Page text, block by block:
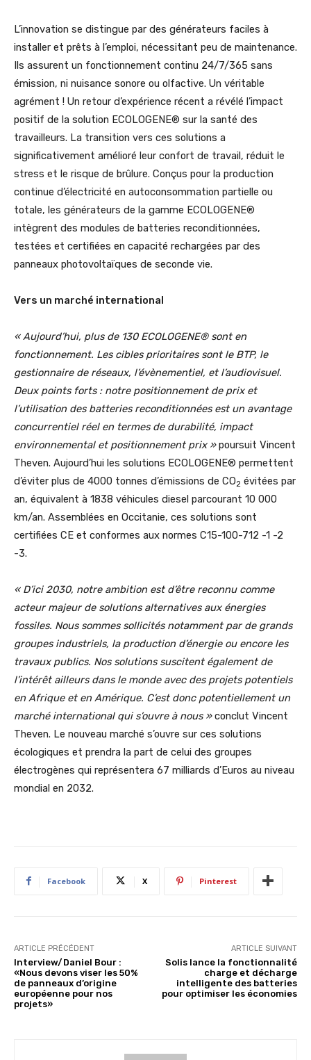
L’innovation se distingue par des générateurs faciles à
installer et prêts à l’emploi, nécessitant peu de maintenance.
Ils assurent un fonctionnement continu 24/7/365 sans
émission, ni nuisance sonore ou olfactive. Un véritable
agrément ! Un retour d’expérience récent a révélé l’impact
positif de la solution ECOLOGENE® sur la santé des
travailleurs. La transition vers ces solutions a
significativement amélioré leur confort de travail, réduit le
stress et le risque de brûlure. Conçus pour la production
continue d’électricité en autoconsommation partielle ou
totale, les générateurs de la gamme ECOLOGENE®
intègrent des modules de batteries reconditionnées,
testées et certifiées en capacité rechargées par des
panneaux photovoltaïques de seconde vie.
Vers un marché international
« Aujourd’hui, plus de 130 ECOLOGENE® sont en
fonctionnement. Les cibles prioritaires sont le BTP, le
gestionnaire de réseaux, l’évènementiel, et l’audiovisuel.
Deux points forts : notre positionnement de prix et
l’utilisation des batteries reconditionnées est un avantage
concurrentiel réel en termes de durabilité, impact
environnemental et positionnement prix »poursuit Vincent
Theven. Aujourd’hui les solutions ECOLOGENE® permettent
d’éviter plus de 4000 tonnes d’émissions de CO2 évitées par
an, équivalent à 1838 véhicules diesel parcourant 10 000
km/an. Assemblées en Occitanie, ces solutions sont
certifiées CE et conformes aux normes C15-100-712 -1 -2
-3.
« D’ici 2030, notre ambition est d’être reconnu comme
acteur majeur de solutions alternatives aux énergies
fossiles. Nous sommes sollicités notamment par de grands
groupes industriels, la production d’énergie ou encore les
travaux publics. Nos solutions suscitent également de
l’intérêt ailleurs dans le monde avec des projets potentiels
en Afrique et en Amérique. C’est donc potentiellement un
marché international qui s’ouvre à nous »conclut Vincent
Theven. Le nouveau marché s’ouvre sur ces solutions
écologiques et prendra la part de celui des groupes
électrogènes qui représentera 67 milliards d’Euros au niveau
mondial en 2032.
Facebook X Pinterest
ARTICLE PRÉCÉDENT
Interview/Daniel Bour :
«Nous devons viser les 50%
de panneaux d’origine
européenne pour nos
projets»
ARTICLE SUIVANT
Solis lance la fonctionnalité
charge et décharge
intelligente des batteries
pour optimiser les économies